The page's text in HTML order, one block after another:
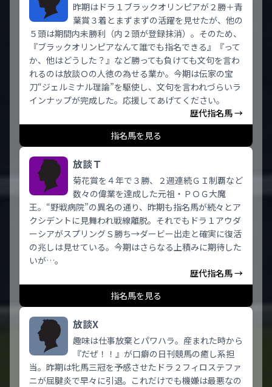
昨期はドラ１ブラックオリンピアが２勝＋青
葉賞３着とまずまずの活躍を見せたが、他の
５頭は期間内未勝利（内２頭が登録抹消）。そのため、
『ブラックオリンピアなんて誰でも指名できる』『って
か、他はどうした？』など勝っても負けても文句を言わ
れるのは放談Ｏの人徳の為せる業か。今期は伝家の宝
刀“ジェルミナル理論”を駆使し、文句を言われづらいラ
インナップが完成した。応援してあげてください。
歴代指名馬 →
指名馬を見る
放談Ｔ
菊花賞を４年で３勝、２週連続ＧＩ制覇など
数々の偉業を達成した元祖・ＰＯＧ大魔
王。“野戦病院”の異名の通り、昨期も指名馬が続々とア
クシデントに見舞われ戦線離脱。それでもドラ１アウダ
ーシアがスプリングＳ勝ち→ダービー出走と確実に復活
の兆しは見せている。今期はさらなる上積みに期待した
いが…。
歴代指名馬 →
指名馬を見る
放談X
趣味は仕事放棄とパワハラ。産まれた時から
『だぜ！！』が口癖の日刊競馬の癒し系担
当。昨期は牝馬三冠を予感させたドラ２フィロステファ
ニが屈腱炎で早々に引退。これだけでも機嫌は最悪なの